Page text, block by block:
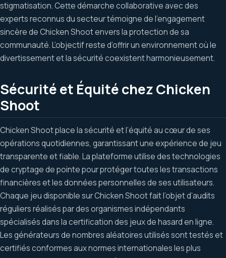
stigmatisation. Cette démarche collaborative avec des
experts reconnus du secteur témoigne de l’engagement
sincère de Chicken Shoot envers la protection de sa
communauté. L’objectif reste d’offrir un environnement où le
divertissement et la sécurité coexistent harmonieusement.
Sécurité et Équité chez Chicken
Shoot
Chicken Shoot place la sécurité et l’équité au cœur de ses
opérations quotidiennes, garantissant une expérience de jeu
transparente et fiable. La plateforme utilise des technologies
de cryptage de pointe pour protéger toutes les transactions
financières et les données personnelles de ses utilisateurs.
Chaque jeu disponible sur Chicken Shoot fait l’objet d’audits
réguliers réalisés par des organismes indépendants
spécialisés dans la certification des jeux de hasard en ligne.
Les générateurs de nombres aléatoires utilisés sont testés et
certifiés conformes aux normes internationales les plus